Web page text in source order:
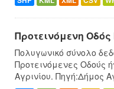
Προτεινόμενη
Πολυγωνικό σύνολο
Προτεινόμενες Οδούς
Αγρινίου. Πηγή:Δήμος